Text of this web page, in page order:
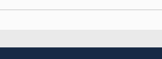
d'électricité le